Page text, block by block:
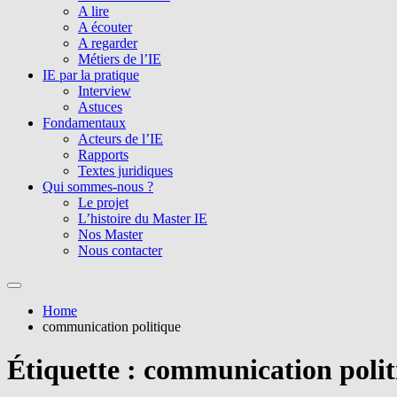
A lire
A écouter
A regarder
Métiers de l’IE
IE par la pratique
Interview
Astuces
Fondamentaux
Acteurs de l’IE
Rapports
Textes juridiques
Qui sommes-nous ?
Le projet
L’histoire du Master IE
Nos Master
Nous contacter
Home
communication politique
Étiquette : communication